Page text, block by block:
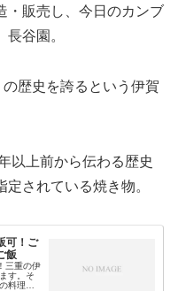
・販売し、今日のカンブ
谷園。
歴史を誇るという伊賀
以上前から伝わる歴史
されている焼き物。
可！ご
飯
三重の伊
す。そ
料理人